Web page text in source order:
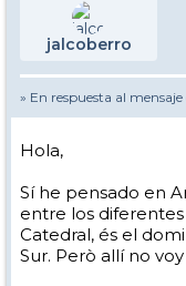
jalcoberro
» En respuesta al mensaje
Hola,
Sí he pensado en
entre los
Catedral, és el
Sur. Però allí no